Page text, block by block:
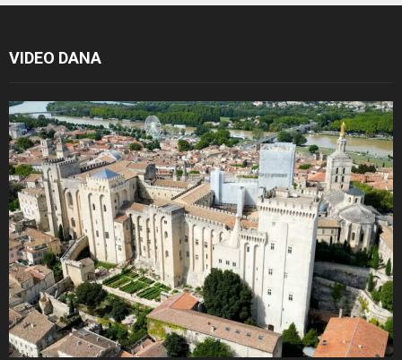
VIDEO DANA